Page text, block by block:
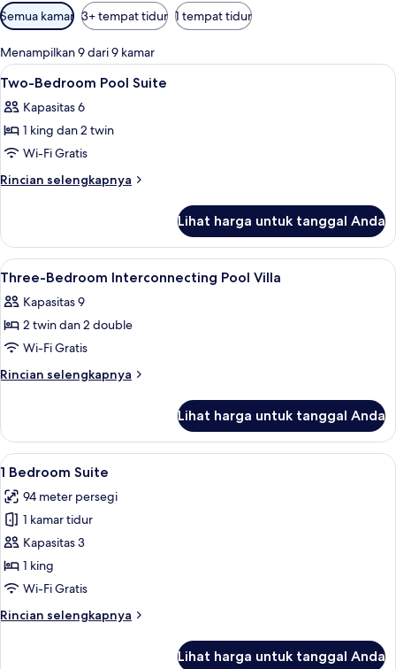
Filter
tersedia
untuk
kamar
Semua kamar 3+ tempat tidur 1 tempat tidur
Menampilkan 9 dari 9 kamar
Lihat
semua
foto
untuk
Two-
Bedroom
Brankas, meja kerja, ruang kerja
4
Two-Bedroom Pool Suite
Kapasitas 6
1 king dan 2 twin
Wi-Fi Gratis
Rincian selengkapnya
Rincian
Two-
Bedroom
Pool
Lihat harga untuk tanggal Anda
Lihat
semua
foto
untuk
Three-
Bedroom
Villa
Brankas, meja kerja, ruang kerja
11
Three-Bedroom Interconnecting Pool Villa
Kapasitas 9
2 twin dan 2 double
Wi-Fi Gratis
Rincian selengkapnya
Rincian
Three-
Bedroom
Interconnecting
Villa
Lihat harga untuk tanggal Anda
Lihat
semua
foto
untuk
1
Bedroom
Suite
1 Bedroom Suite | Brankas, meja
1
1 Bedroom Suite
94 meter persegi
1 kamar tidur
Kapasitas 3
1 king
Wi-Fi Gratis
Rincian selengkapnya
Rincian
Lihat harga untuk tanggal Anda